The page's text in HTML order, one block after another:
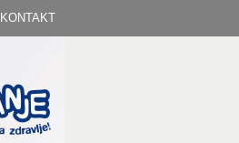
KONTAKT